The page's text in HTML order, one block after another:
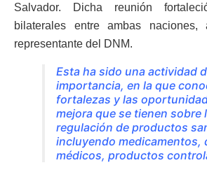
Salvador. Dicha reunión
bilaterales entre ambas
representante del DNM.
Esta ha sido una actividad
importancia, en la que
fortalezas y las
mejora que se tienen sobre
regulación de productos
incluyendo medicamentos,
médicos, productos